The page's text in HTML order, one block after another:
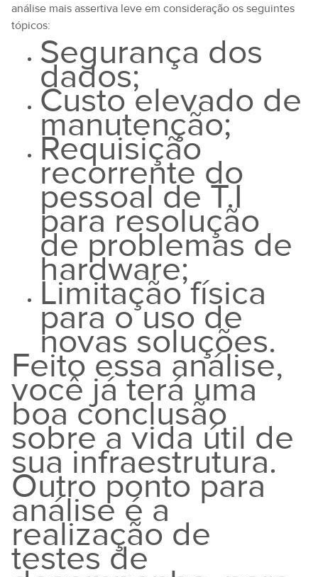
análise mais assertiva leve em consideração os seguintes
tópicos:
Segurança dos
dados;
Custo elevado de
manutenção;
Requisição
recorrente do
pessoal de T.I
para resolução
de problemas de
hardware;
Limitação física
para o uso de
novas soluções.
Feito essa análise,
você já terá uma
boa conclusão
sobre a vida útil de
sua infraestrutura.
Outro ponto para
análise é a
realização de
testes de